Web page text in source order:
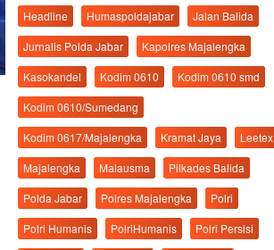
Headline
Humaspoldajabar
Jalan Balida
Jurnalis Polda Jabar
Kapolres Majalengka
Kasokandel
Kodim 0610
Kodim 0610 smd
Kodim 0610/Sumedang
Kodim 0617/Majalengka
Kramat Jaya
Leetex
Majalengka
Malausma
Pilkades Balida
Polda Jabar
Polres Majalengka
Polri
Polri Humanis
PolriHumanis
Polri Persisi